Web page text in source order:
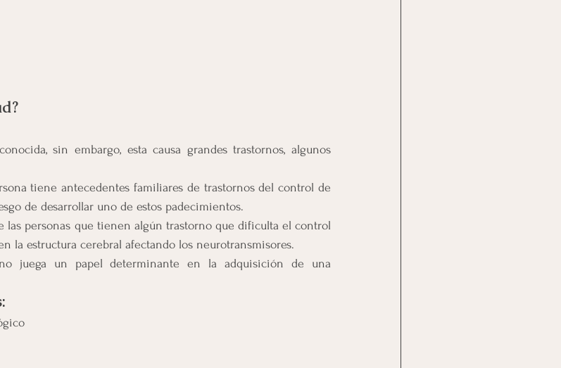
sin embargo, esta causa grandes trastornos, algunos
tiene antecedentes familiares de trastornos del control de
de desarrollar uno de estos padecimientos.
las personas que tienen algún trastorno que dificulta el control
la estructura cerebral afectando los neurotransmisores.
juega un papel determinante en la adquisición de una